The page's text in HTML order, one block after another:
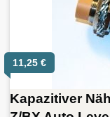
11,25 €
Kapazitiver